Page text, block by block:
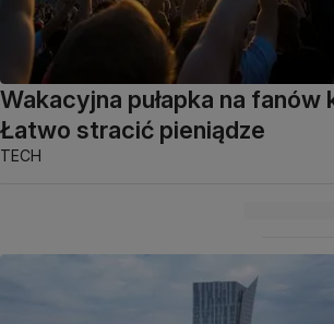
Wakacyjna pułapka na fanów
Łatwo stracić pieniądze
TECH